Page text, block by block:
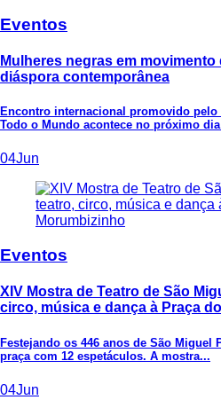
Eventos
Mulheres negras em
diáspora contemporânea
Encontro internacional promovido pelo
Todo o Mundo acontece no próximo
04Jun
Eventos
XIV Mostra de Teatro de São
circo, música e dança à Praça
Festejando os 446 anos de São Miguel
praça com 12 espetáculos. A mostra...
04Jun